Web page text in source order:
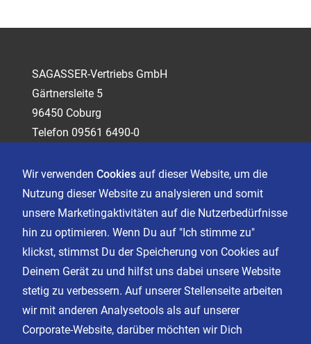
SAGASSER-Vertriebs GmbH
Gärtnersleite 5
96450 Coburg
Telefon 09561 6490-0
Impressum
Datenschutz
AGB
Cookie Einstellungen
Wir verwenden Cookies auf dieser Website, um die
Nutzung dieser Website zu analysieren und somit
unsere Marketingaktivitäten auf die Nutzerbedürfnisse
hin zu optimieren. Wenn Du auf "Ich stimme zu"
klickst, stimmst Du der Speicherung von Cookies auf
Deinem Gerät zu und hilfst uns dabei unsere Website
stetig zu verbessern. Auf unserer Stellenseite arbeiten
wir mit anderen Analysetools als auf unserer
Corporate-Website, darüber möchten wir Dich